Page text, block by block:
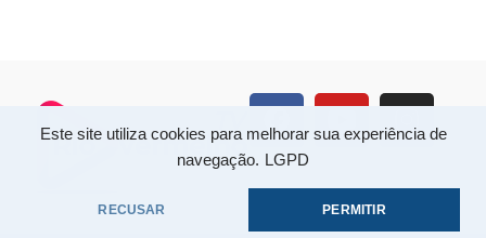
Este site utiliza cookies para melhorar sua experiência de
navegação. LGPD
RECUSAR PERMITIR